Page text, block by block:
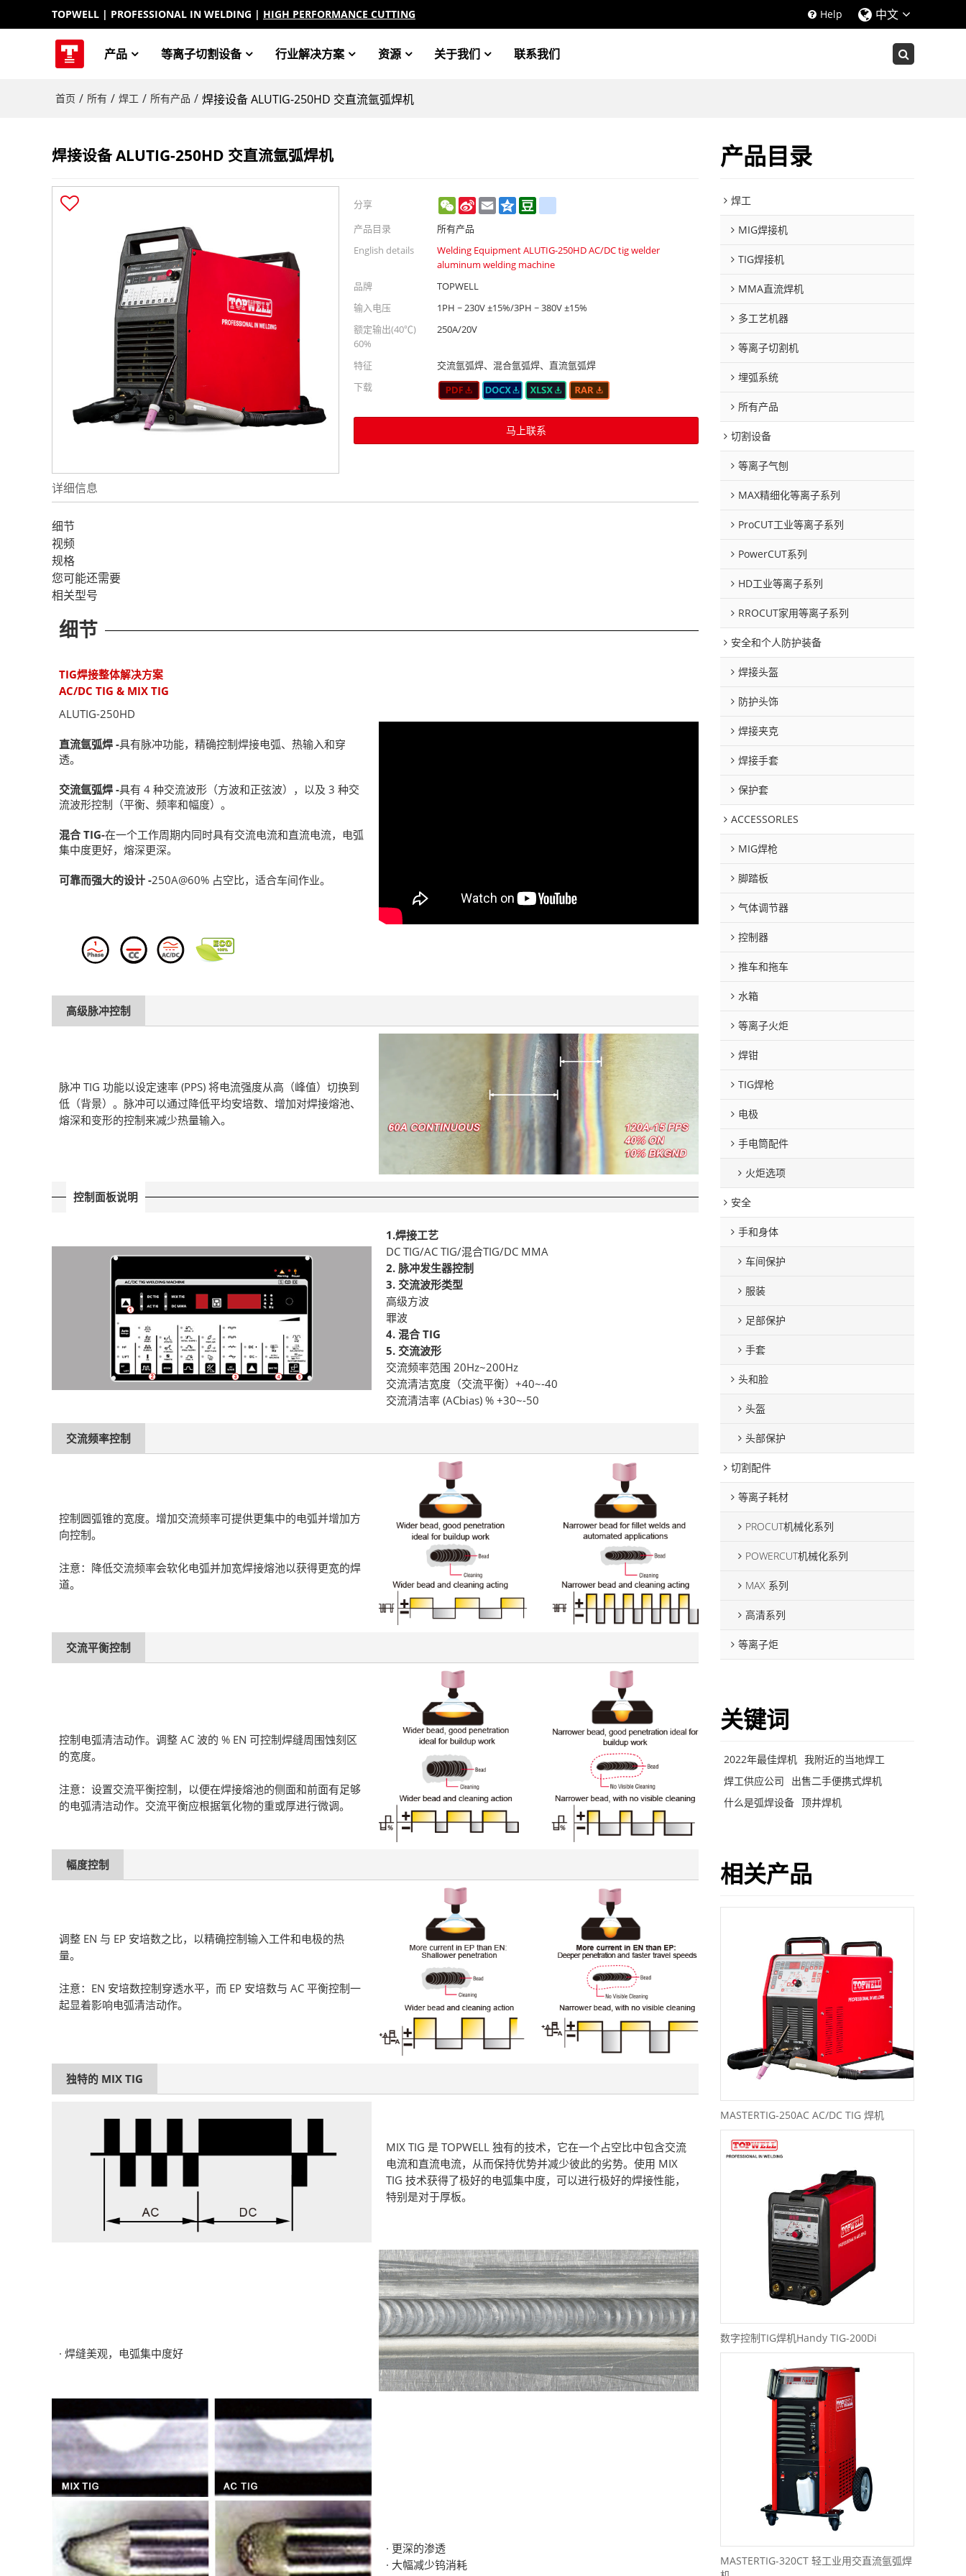
TOPWELL | PROFESSIONAL IN WELDING | HIGH PERFORMANCE CUTTING Help 中文
产品 等离子切割设备 行业解决方案 资源 关于我们 联系我们
首页 / 所有 / 焊工 / 所有产品 / 焊接设备 ALUTIG-250HD 交直流氩弧焊机
焊接设备 ALUTIG-250HD 交直流氩弧焊机
分享 WeChat
Sina
Weibo
Email Qzone
产品目录
所有产品
English details
Welding Equipment ALUTIG-250HD AC/DC tig welder
aluminum welding machine
品牌
TOPWELL
输入电压
1PH ~ 230V ±15%/3PH ~ 380V ±15%
额定输出(40℃)
60%
250A/20V
特征
交流氩弧焊、混合氩弧焊、直流氩弧焊
下载
马上联系
详细信息
细节
视频
规格
您可能还需要
相关型号
细节
TIG焊接整体解决方案
AC/DC TIG & MIX TIG
ALUTIG-250HD
直流氩弧焊 -具有脉冲功能，精确控制焊接电弧、热输入和穿
透。
交流氩弧焊 -具有 4 种交流波形（方波和正弦波），以及 3 种交
流波形控制（平衡、频率和幅度）。
混合 TIG-在一个工作周期内同时具有交流电流和直流电流，电弧
集中度更好，熔深更深。
可靠而强大的设计 -250A@60% 占空比，适合车间作业。
高级脉冲控制
脉冲 TIG 功能以设定速率 (PPS) 将电流强度从高（峰值）切换到
低（背景）。脉冲可以通过降低平均安培数、增加对焊接熔池、
熔深和变形的控制来减少热量输入。
控制面板说明
1.焊接工艺
DC TIG/AC TIG/混合TIG/DC MMA
2. 脉冲发生器控制
3. 交流波形类型
高级方波
罪波
4. 混合 TIG
5. 交流波形
交流频率范围 20Hz~200Hz
交流清洁宽度（交流平衡）+40~-40
交流清洁率 (ACbias) % +30~-50
交流频率控制
控制圆弧锥的宽度。增加交流频率可提供更集中的电弧并增加方
向控制。
注意：降低交流频率会软化电弧并加宽焊接熔池以获得更宽的焊
道。
交流平衡控制
控制电弧清洁动作。调整 AC 波的 % EN 可控制焊缝周围蚀刻区
的宽度。
注意：设置交流平衡控制，以便在焊接熔池的侧面和前面有足够
的电弧清洁动作。交流平衡应根据氧化物的重或厚进行微调。
幅度控制
调整 EN 与 EP 安培数之比，以精确控制输入工件和电极的热
量。
注意：EN 安培数控制穿透水平，而 EP 安培数与 AC 平衡控制一
起显着影响电弧清洁动作。
独特的 MIX TIG
MIX TIG 是 TOPWELL 独有的技术，它在一个占空比中包含交流
电流和直流电流，从而保持优势并减少彼此的劣势。使用 MIX
TIG 技术获得了极好的电弧集中度，可以进行极好的焊接性能，
特别是对于厚板。
· 焊缝美观，电弧集中度好
· 更深的渗透
· 大幅减少钨消耗
产品目录
焊工
MIG焊接机
TIG焊接机
MMA直流焊机
多工艺机器
等离子切割机
埋弧系统
所有产品
切割设备
等离子气刨
MAX精细化等离子系列
ProCUT工业等离子系列
PowerCUT系列
HD工业等离子系列
RROCUT家用等离子系列
安全和个人防护装备
焊接头盔
防护头饰
焊接夹克
焊接手套
保护套
ACCESSORLES
MIG焊枪
脚踏板
气体调节器
控制器
推车和拖车
水箱
等离子火炬
焊钳
TIG焊枪
电极
手电筒配件
火炬选项
安全
手和身体
车间保护
服装
足部保护
手套
头和脸
头盔
头部保护
切割配件
等离子耗材
PROCUT机械化系列
POWERCUT机械化系列
MAX 系列
高清系列
等离子炬
关键词
2022年最佳焊机 我附近的当地焊工
焊工供应公司
出售二手便携式焊机
什么是弧焊设备 顶井焊机
相关产品
MASTERTIG-250AC AC/DC TIG 焊机
数字控制TIG焊机Handy TIG-200Di
MASTERTIG-320CT 轻工业用交直流氩弧焊